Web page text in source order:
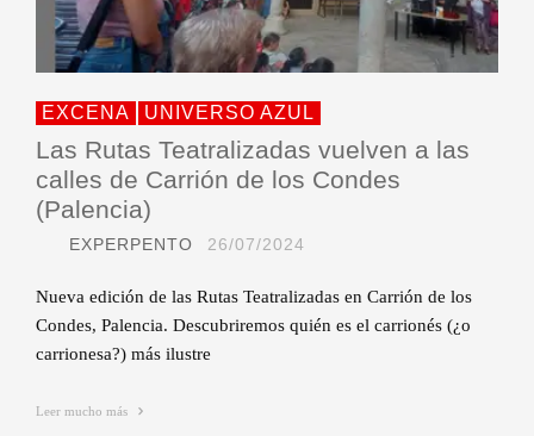
EXCENA UNIVERSO AZUL
Las Rutas Teatralizadas vuelven a las
calles de Carrión de los Condes
(Palencia)
EXPERPENTO 26/07/2024
Nueva edición de las Rutas Teatralizadas en Carrión de los
Condes, Palencia. Descubriremos quién es el carrionés (¿o
carrionesa?) más ilustre
Leer mucho más